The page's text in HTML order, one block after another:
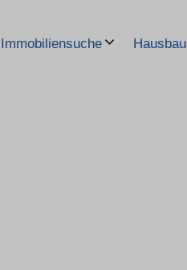
Immobiliensuche Hausbau